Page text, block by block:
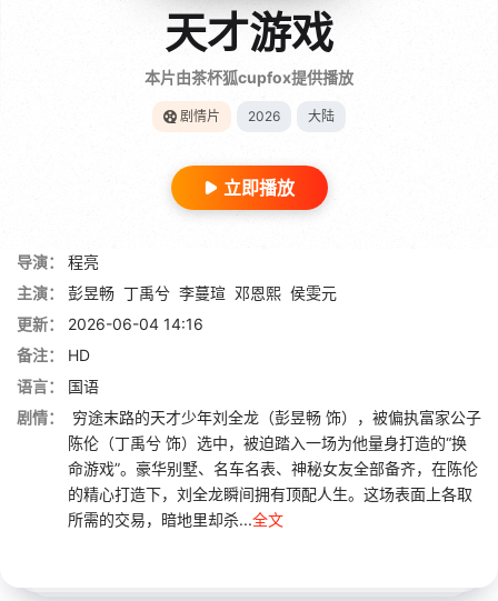
天才游戏
本片由茶杯狐cupfox提供播放
剧情片 2026 大陆
立即播放
导演：
程亮
主演：
彭昱畅 丁禹兮 李蔓瑄 邓恩熙 侯雯元
更新：
2026-06-04 14:16
备注：
HD
语言：
国语
剧情：
穷途末路的天才少年刘全龙（彭昱畅 饰），被偏执富家公子
陈伦（丁禹兮 饰）选中，被迫踏入一场为他量身打造的“换
命游戏”。豪华别墅、名车名表、神秘女友全部备齐，在陈伦
的精心打造下，刘全龙瞬间拥有顶配人生。这场表面上各取
所需的交易，暗地里却杀...全文